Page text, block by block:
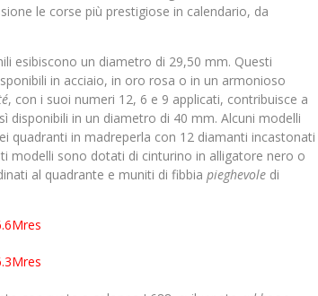
le corse più prestigiose in calendario, da
esibiscono un diametro di 29,50 mm. Questi
in acciaio, in oro rosa o in un armonioso
, con i suoi numeri 12, 6 e 9 applicati, contribuisce a
disponibili in un diametro di 40 mm. Alcuni modelli
quadranti in madreperla con 12 diamanti incastonati
modelli sono dotati di cinturino in alligatore nero o
al quadrante e muniti di fibbia pieghevole di